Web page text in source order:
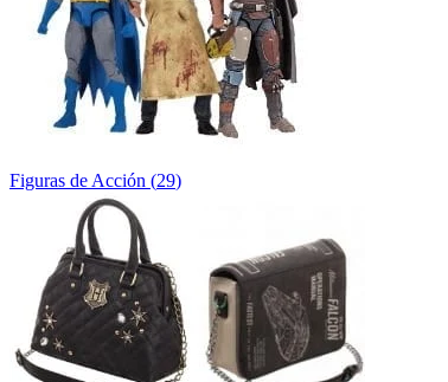
Figuras de Acción (29)